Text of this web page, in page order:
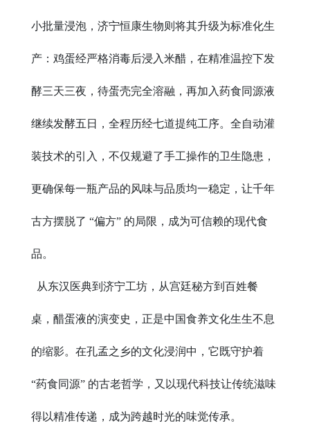
小批量浸泡，济宁恒康生物则将其升级为标准化生
产：鸡蛋经严格消毒后浸入米醋，在精准温控下发
酵三天三夜，待蛋壳完全溶融，再加入药食同源液
继续发酵五日，全程历经七道提纯工序。全自动灌
装技术的引入，不仅规避了手工操作的卫生隐患，
更确保每一瓶产品的风味与品质均一稳定，让千年
古方摆脱了 “偏方” 的局限，成为可信赖的现代食
品。
从东汉医典到济宁工坊，从宫廷秘方到百姓餐
桌，醋蛋液的演变史，正是中国食养文化生生不息
的缩影。在孔孟之乡的文化浸润中，它既守护着
“药食同源” 的古老哲学，又以现代科技让传统滋味
得以精准传递，成为跨越时光的味觉传承。